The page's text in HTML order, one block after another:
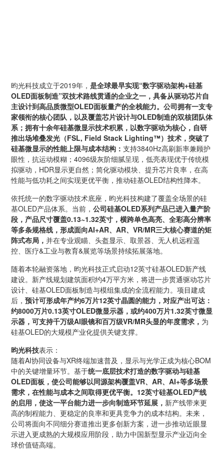
昀光科技成立于2019年，是全球最早实现“数字驱动架构+硅基
OLED面板制造”双技术路线贯通的企业之一，具备从驱动芯片自
主设计到高品质微型OLED面板量产的全栈能力。公司拥有一支专
家领衔的核心团队，以及覆盖芯片设计与OLED制造的双核团队体
系；拥有十余年硅基微显示技术积累，以数字驱动为核心，自研
推出场堆叠发光（FSL, Field Stack Lighting™）技术，突破了
硅基微显示的性能上限与成本结构：支持3840Hz高刷新率兼顾护
眼性，抗运动模糊；4096级灰阶细腻呈现，低亮表现优于传统模
拟驱动，HDR显示更自然；简化驱动模块、提升芯片良率，在高
性能与低功耗之间实现更优平衡，推动硅基OLED结构性降本。
依托统一的数字驱动技术底座，昀光科技构建了覆盖全场景的硅
基OLED产品体系。当前，公司硅基OLED系列产品已进入量产阶
段，产品尺寸覆盖0.13~1.32英寸，横跨单色高亮、全彩高分辨率
等多条规格线，形成面向AI+AR、AR、VR/MR三大核心赛道的矩
阵式布局，并在专业观瞄、头盔显示、取景器、无人机远程遥
控、医疗&工业与教育&展览等场景持续拓展落地。
随着本轮融资落地，昀光科技正式启动12英寸硅基OLED新产线
建设。新产线规划建筑面积约4万平方米，将进一步贯通驱动芯片
设计、硅基OLED面板制造与模组集成的全流程能力。项目建成
后，预计可形成年产约6万片12英寸晶圆的能力，对应产出可达：
约8000万片0.13英寸OLED微显示器，或约400万片1.32英寸微显
示器，可支持千万级AI眼镜和百万级VR/MR头显的年度需求， 为
硅基OLED的大规模产业化提供关键支撑。
昀光科技表示：
随着AI协同设备与XR终端加速普及，显示与光学正成为核心BOM
中的关键增量环节。基于统一底层技术打造的数字驱动与硅基
OLED面板，使公司能够以同源架构覆盖VR、AR、AI+等多场景
需求，在性能与成本之间取得更优平衡。12英寸硅基OLED产线
的启用，使这一平台能力进一步向制造环节延展， 新产线带来更
高的制程能力、更稳定的良率和更具竞争力的成本结构。未来，
公司将面向不同细分赛道推出更多创新方案，进一步推动近眼显
示进入更成熟的大规模应用阶段，助力中国新型显示产业迈向全
球价值链高端。